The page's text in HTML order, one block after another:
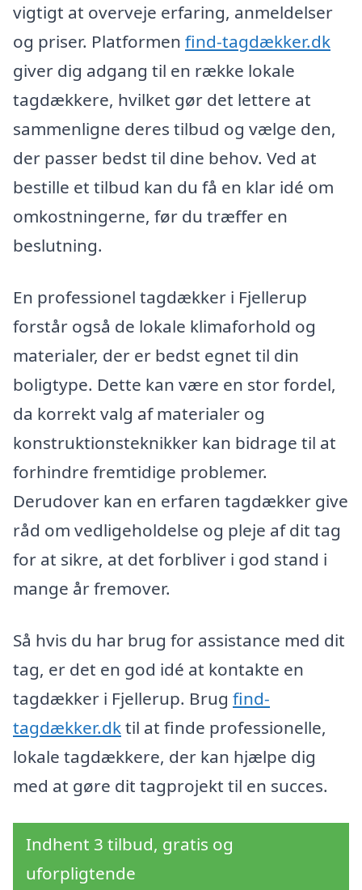
vigtigt at overveje erfaring, anmeldelser
og priser. Platformen find-tagdækker.dk
giver dig adgang til en række lokale
tagdækkere, hvilket gør det lettere at
sammenligne deres tilbud og vælge den,
der passer bedst til dine behov. Ved at
bestille et tilbud kan du få en klar idé om
omkostningerne, før du træffer en
beslutning.
En professionel tagdækker i Fjellerup
forstår også de lokale klimaforhold og
materialer, der er bedst egnet til din
boligtype. Dette kan være en stor fordel,
da korrekt valg af materialer og
konstruktionsteknikker kan bidrage til at
forhindre fremtidige problemer.
Derudover kan en erfaren tagdækker give
råd om vedligeholdelse og pleje af dit tag
for at sikre, at det forbliver i god stand i
mange år fremover.
Så hvis du har brug for assistance med dit
tag, er det en god idé at kontakte en
tagdækker i Fjellerup. Brug find-
tagdækker.dktil at finde professionelle,
lokale tagdækkere, der kan hjælpe dig
med at gøre dit tagprojekt til en succes.
Indhent 3 tilbud, gratis og
uforpligtende